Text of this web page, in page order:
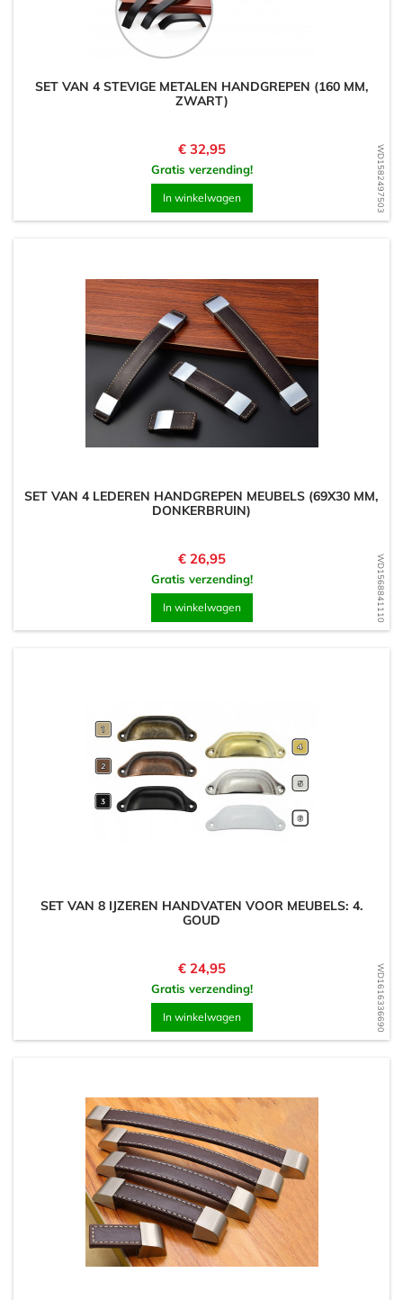
WD1582497503
SET VAN 4 STEVIGE METALEN HANDGREPEN (160 MM,
ZWART)
Prijs
€ 32,95
Gratis verzending!
In winkelwagen
WD1568841110
SET VAN 4 LEDEREN HANDGREPEN MEUBELS (69X30 MM,
DONKERBRUIN)
Prijs
€ 26,95
Gratis verzending!
In winkelwagen
WD1616336690
SET VAN 8 IJZEREN HANDVATEN VOOR MEUBELS: 4.
GOUD
Prijs
€ 24,95
Gratis verzending!
In winkelwagen